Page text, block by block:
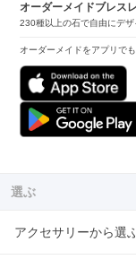
オーダーメイドブレス
230種以上の石で自由にデザ
オーダーメイドをアプリでも
選ぶ
アクセサリーから選